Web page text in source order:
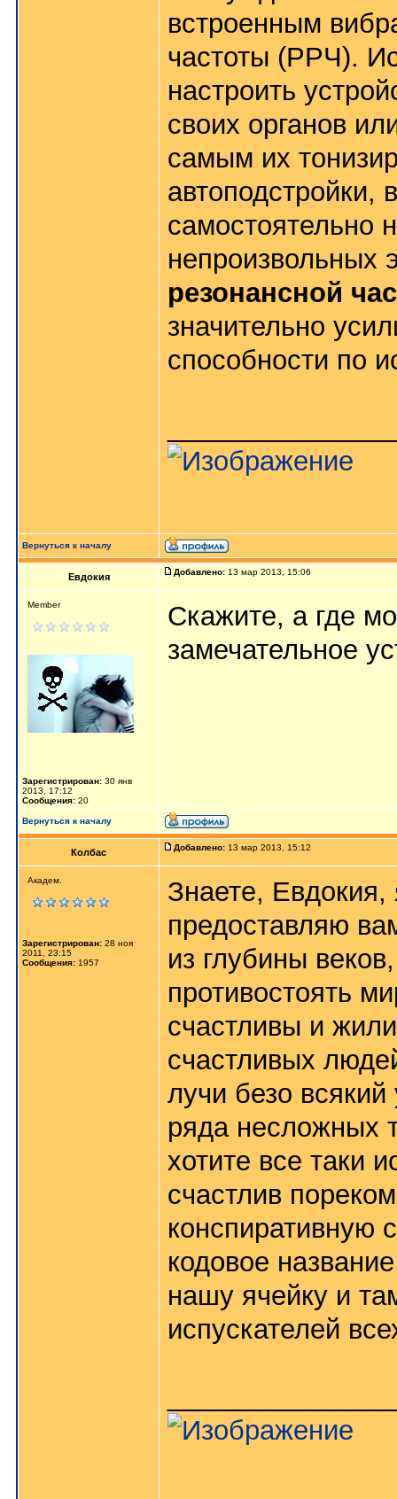
встроенным
частоты (РРЧ).
настроить
своих органов
самым их
автоподстройки,
самостоятельно
резонансной
значительно
способности по
Вернуться к началу
Евдокия Добавлено: 13 мар 2013, 15:06
Member
Зарегистрирован: 30 янв
2013, 17:12
Сообщения: 20
Скажите, а где
замечательное
Вернуться к началу
Колбас Добавлено: 13 мар 2013, 15:12
Академ.
Зарегистрирован: 28 ноя
2011, 23:15
Сообщения: 1957
Знаете,
предоставляю
из глубины
противостоять
счастливы и
счастливых
лучи безо
ряда несложных
хотите все таки
счастлив
конспиративную
кодовое
нашу ячейку и
испускателей